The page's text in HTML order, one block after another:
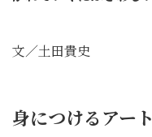
文／土田貴史
身につけるアー